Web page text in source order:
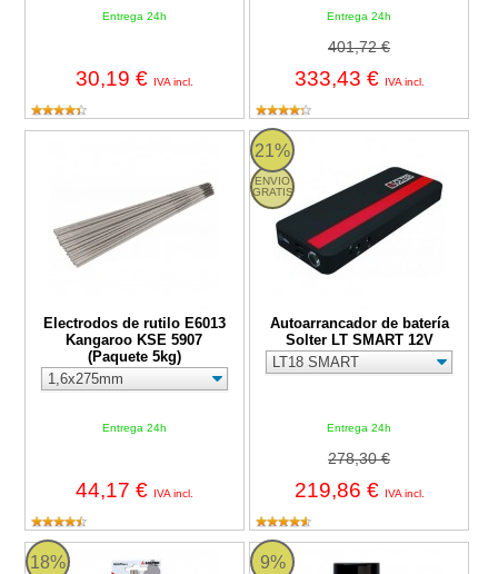
Entrega 24h
30,19 € IVA incl.
Entrega 24h
401,72 €
333,43 € IVA incl.
Electrodos de rutilo E6013
Kangaroo KSE 5907
(Paquete 5kg)
Entrega 24h
44,17 € IVA incl.
Electrodos de rutilo E6013 Kangaroo KSE 5907 (Paquete 5kg)
21%
ENVIO
GRATIS
Autoarrancador de batería
Solter LT SMART 12V
Entrega 24h
278,30 €
219,86 € IVA incl.
Autoarrancador de batería Solter
18%
Alicates soldador Solter 9%
Spray antiproyecciones